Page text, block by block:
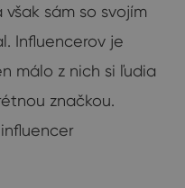
sám so svojím
Influencerov je
málo z nich si ľudia
značkou.